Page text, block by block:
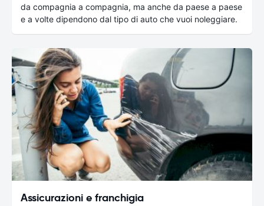
da compagnia a compagnia, ma anche da paese a paese
e a volte dipendono dal tipo di auto che vuoi noleggiare.
Assicurazioni e franchigia